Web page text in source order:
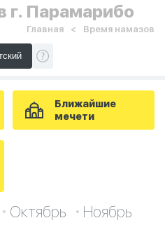
г. Парамарибо
Главная Время намазов
Ближайшие
мечети
Октябрь Ноябрь